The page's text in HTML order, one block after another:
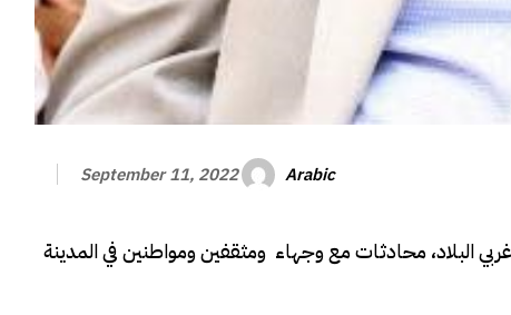
September 11, 2022 Arabic
البلاد، محادثات مع وجهاء ومثقفين ومواطنين في المدينة